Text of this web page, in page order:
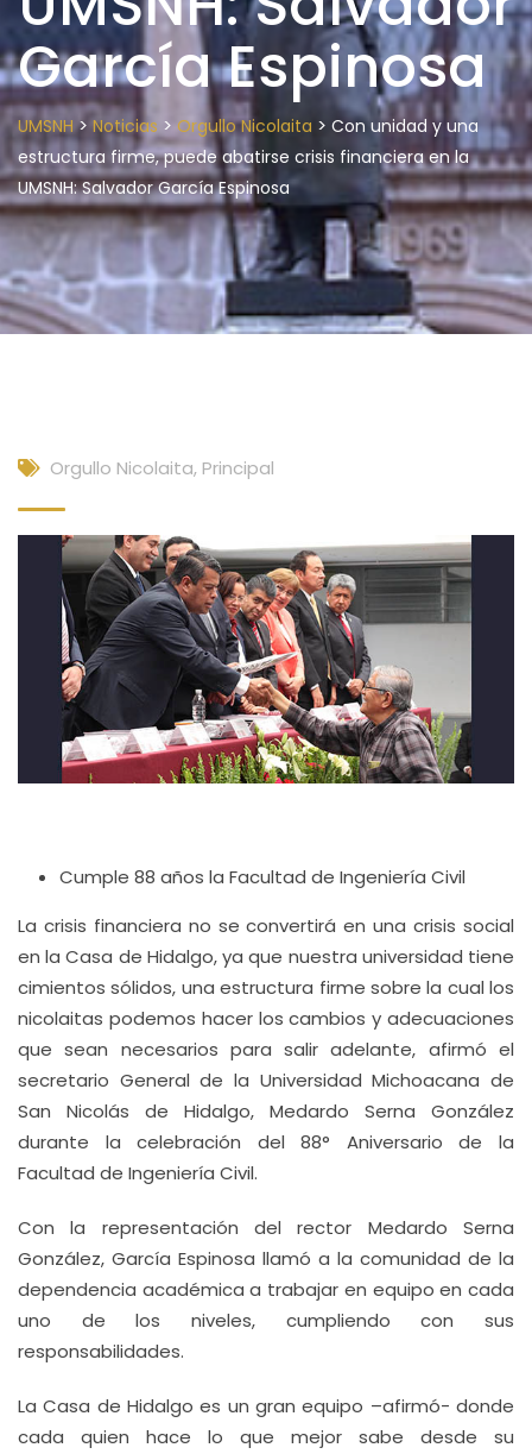
García Espinosa
UMSNH> Noticias > Orgullo Nicolaita > Con unidad y una
estructura firme, puede abatirse crisis financiera en la
UMSNH: Salvador García Espinosa
Orgullo Nicolaita, Principal
Cumple 88 años la Facultad de Ingeniería Civil
La crisis financiera no se convertirá en una crisis social
en la Casa de Hidalgo, ya que nuestra universidad tiene
cimientos sólidos, una estructura firme sobre la cual los
nicolaitas podemos hacer los cambios y adecuaciones
que sean necesarios para salir adelante, afirmó el
secretario General de la Universidad Michoacana de
San Nicolás de Hidalgo, Medardo Serna González
durante la celebración del 88° Aniversario de la
Facultad de Ingeniería Civil.
Con la representación del rector Medardo Serna
González, García Espinosa llamó a la comunidad de la
dependencia académica a trabajar en equipo en cada
uno de los niveles, cumpliendo con sus
responsabilidades.
La Casa de Hidalgo es un gran equipo –afirmó- donde
cada quien hace lo que mejor sabe desde su